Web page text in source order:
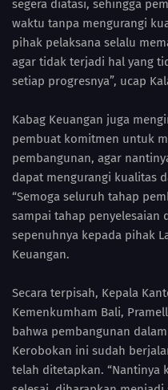
segera diatasi, sehingga
waktu tanpa mengurangi
pihak pelaksana selalu
agar tidak terjadi hal yang
setiap progresnya”, ucap
Kabag Keuangan juga
pembuat komitmen untuk
pembangunan, agar
dapat mengurangi kualitas
“Semoga seluruh tahap
sampai tahap penyelesaian
sepenuhnya kepada pihak
Keuangan.
Secara terpisah, Kepala
Kemenkumham Bali,
bahwa pembangunan
Kerobokan ini sudah
telah ditetapkan. “Nantinya